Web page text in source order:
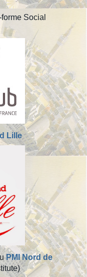
Social
Lille
PMI Nord de